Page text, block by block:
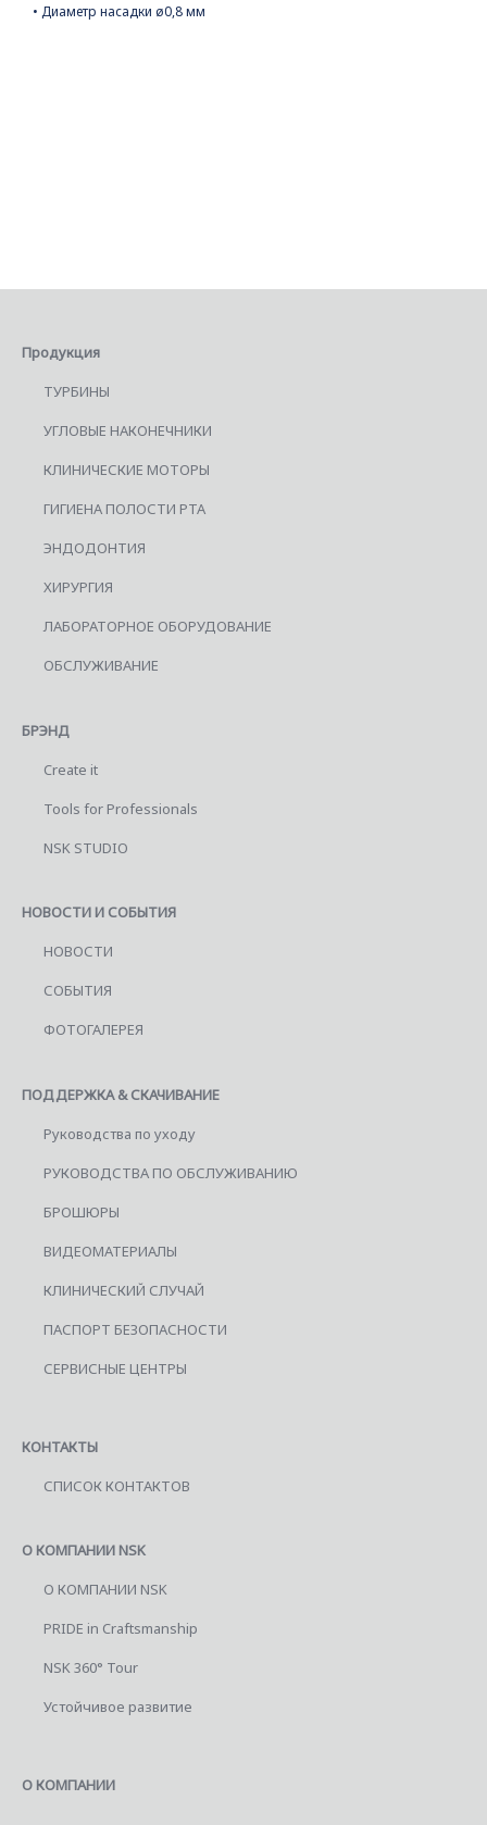
• Диаметр насадки ø0,8 мм
Продукция
ТУРБИНЫ
УГЛОВЫЕ НАКОНЕЧНИКИ
КЛИНИЧЕСКИЕ МОТОРЫ
ГИГИЕНА ПОЛОСТИ РТА
ЭНДОДОНТИЯ
ХИРУРГИЯ
ЛАБОРАТОРНОЕ ОБОРУДОВАНИЕ
ОБСЛУЖИВАНИЕ
БРЭНД
Create it
Tools for Professionals
NSK STUDIO
НОВОСТИ И СОБЫТИЯ
НОВОСТИ
СОБЫТИЯ
ФОТОГАЛЕРЕЯ
ПОДДЕРЖКА & СКАЧИВАНИЕ
Руководства по уходу
РУКОВОДСТВА ПО ОБСЛУЖИВАНИЮ
БРОШЮРЫ
ВИДЕОМАТЕРИАЛЫ
КЛИНИЧЕСКИЙ СЛУЧАЙ
ПАСПОРТ БЕЗОПАСНОСТИ
СЕРВИСНЫЕ ЦЕНТРЫ
КОНТАКТЫ
СПИСОК КОНТАКТОВ
О КОМПАНИИ NSK
О КОМПАНИИ NSK
PRIDE in Craftsmanship
NSK 360° Tour
Устойчивое развитие
О КОМПАНИИ